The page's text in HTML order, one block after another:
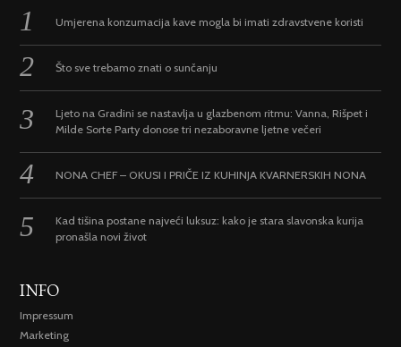
Umjerena konzumacija kave mogla bi imati zdravstvene koristi
Što sve trebamo znati o sunčanju
Ljeto na Gradini se nastavlja u glazbenom ritmu: Vanna, Rišpet i
Milde Sorte Party donose tri nezaboravne ljetne večeri
NONA CHEF – OKUSI I PRIČE IZ KUHINJA KVARNERSKIH NONA
Kad tišina postane najveći luksuz: kako je stara slavonska kurija
pronašla novi život
INFO
Impressum
Marketing